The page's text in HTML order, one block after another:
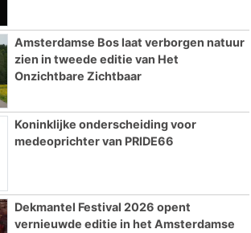
Amsterdamse Bos laat verborgen natuur
zien in tweede editie van Het
Onzichtbare Zichtbaar
Koninklijke onderscheiding voor
medeoprichter van PRIDE66
Dekmantel Festival 2026 opent
vernieuwde editie in het Amsterdamse